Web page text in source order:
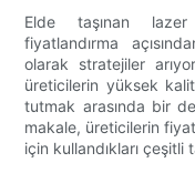
Elde taşınan
fiyatlandırma
olarak stratejiler
üreticilerin yüksek
tutmak arasında bir
makale, üreticilerin
için kullandıkları çeşitli